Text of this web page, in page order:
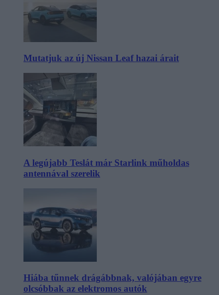
Mutatjuk az új Nissan Leaf hazai árait
A legújabb Teslát már Starlink műholdas
antennával szerelik
Hiába tűnnek drágábbnak, valójában egyre
olcsóbbak az elektromos autók